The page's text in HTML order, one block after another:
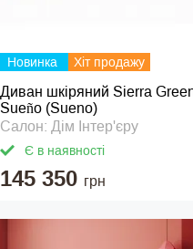
Новинка Хіт продажу
Диван шкіряний Sierra
Sueño (Sueno)
Салон: Дім Інтер'єру
Є в наявності
145 350 грн